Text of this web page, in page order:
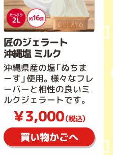
匠のジェラート
沖縄塩 ミルク
沖縄県産の塩「ぬちま
ーす」使用。様々なフレ
ーバーと相性の良いミ
ルクジェラートです。
￥3,000（税込）
買い物かごへ